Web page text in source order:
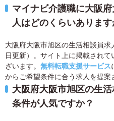
マイナビ介護職に大阪
人はどのくらいあります
大阪府大阪市旭区の生活相談員
日更新）。サイト上に掲載され
ざいます。 無料転職支援サービス
からご希望条件に合う求人を提案
大阪府大阪市旭区の生
条件が人気ですか？